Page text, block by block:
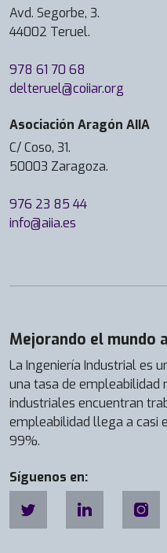
Avd. Segorbe, 3.
44002 Teruel.
978 61 70 68
delteruel@coiiar.org
Asociación Aragón AIIA
C/ Coso, 31.
50003 Zaragoza.
976 23 85 44
info@aiia.es
Mejorando el mundo
La Ingeniería Industrial es
una tasa de empleabilidad
industriales encuentran
empleabilidad llega a casi
99%.
Síguenos en: